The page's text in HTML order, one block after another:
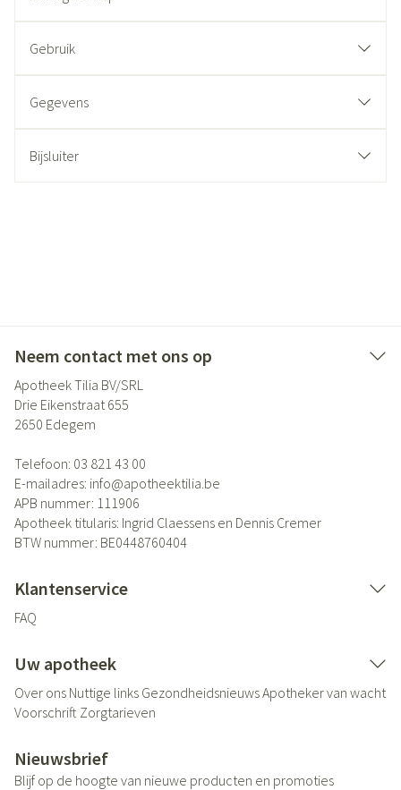
Gebruik
Gegevens
Bijsluiter
Neem contact met ons op
Apotheek Tilia BV/SRL
Drie Eikenstraat 655
2650 Edegem
Telefoon: 03 821 43 00
E-mailadres: info@apotheektilia.be
APB nummer: 111906
Apotheek titularis: Ingrid Claessens en Dennis Cremer
BTW nummer: BE0448760404
Klantenservice
FAQ
Uw apotheek
Over ons Nuttige links GezondheidsnieuwsApotheker van wacht
Voorschrift Zorgtarieven
Nieuwsbrief
Blijf op de hoogte van nieuwe producten en promoties